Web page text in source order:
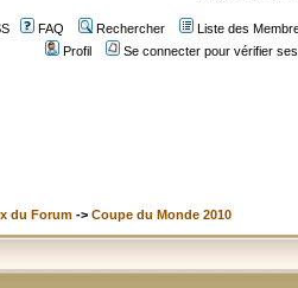
FAQ Rechercher Liste des
Profil
Se connecter pour vérifier
du Forum -> Coupe du Monde 2010